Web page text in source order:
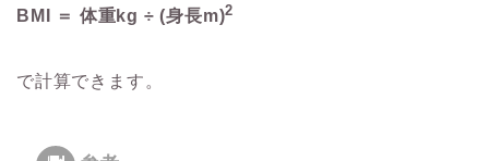
BMI ＝ 体重kg ÷ (身長m)2
で計算できます。